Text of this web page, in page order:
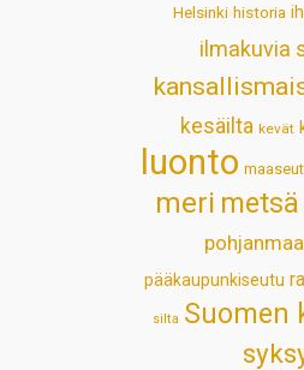
Helsinki historia
ilmakuvia
kesäilta kevät
luonto
meri metsä
pohjanmaa
pääkaupunkiseutu
silta Suomen